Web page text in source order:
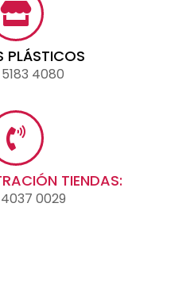
PLÁSTICOS
4080
TIENDAS:
0029